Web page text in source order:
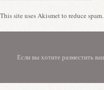
This site uses Akismet to reduce spam.
Если вы хотите разместить